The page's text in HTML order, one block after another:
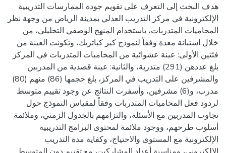
هدف البحث إلى التعرف على تقويم جودة الممارسات التدريبية
الإلكترونية في مركز التدريب العدلي بمدينة الرياض من وجهة نظر
المحاميات المتدربات، باستخدام المنهج الوصفي التحليلي، من
خلال استبانة معدة وفقاً لنموذج كير كباتريك، وتكونت العينة من
فئتين الأولى: عينة عشوائية من المحاميات المتدربات في المركز
بلغ عددهن (291) متدربة، والثانية: عينة قصدية من المدربين
والمشرفين على التدريب في المركز، بلغ حجمها (86) منهم (80)
مدرب، و(6) مشرفين، وأسفرت النتائج عن وجود تقييم متوسط
لردود فعل المحاميات المتدربات وفقاً لمقياس النموذج حول
تجاوب المدربين مع الأسئلة، والتزامهم بالجدول الزمني، وملائمة
أسلوب طرحهم، ووجود ملائمة لمحتوى البرامج التدريبية
الإلكترونية مع المستوى والاحتياج، وكفاية مدة التدريب